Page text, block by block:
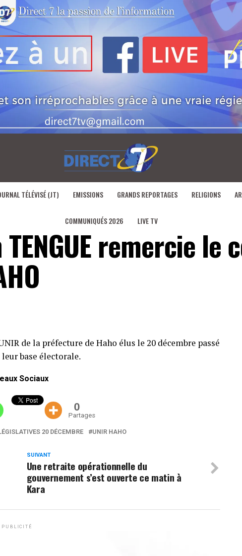
TÉLÉVISÉ (JT) EMISSIONS GRANDS REPORTAGES RELIGIONS
COMMUNIQUÉS 2026 LIVE TV
remercie le
de la préfecture de Haho élus le 20 décembre passé
base électorale.
Sociaux
0
Partages
20 DÉCEMBRE UNIR HAHO
SUIVANT
Une retraite opérationnelle du
gouvernement s’est ouverte ce matin à
Kara
PUBLICITÉ